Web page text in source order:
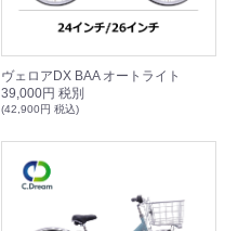
ヴェロアDX BAA オートライト
39,000円 税別
(42,900円 税込)